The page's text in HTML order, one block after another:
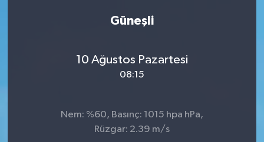
Güneşli
10 Ağustos Pazartesi
08:15
Nem: %60, Basınç: 1015 hpa hPa,
Rüzgar: 2.39 m/s